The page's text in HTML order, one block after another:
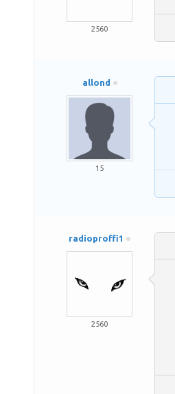
2560
allond
15
radioproffi1
2560